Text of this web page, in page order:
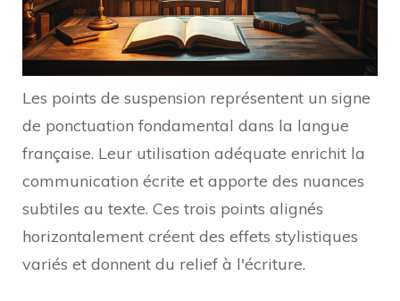
Les points de suspension représentent un signe
de ponctuation fondamental dans la langue
française. Leur utilisation adéquate enrichit la
communication écrite et apporte des nuances
subtiles au texte. Ces trois points alignés
horizontalement créent des effets stylistiques
variés et donnent du relief à l'écriture.